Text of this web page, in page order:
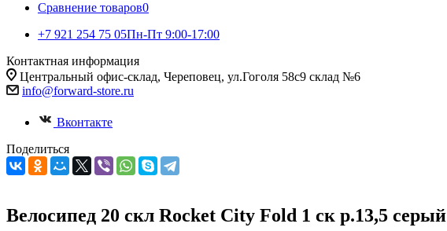
Сравнение товаров0
+7 921 254 75 05Пн-Пт 9:00-17:00
Контактная информация
Центральный офис-склад, Череповец, ул.Гоголя 58с9 склад №6
info@forward-store.ru
Вконтакте
Поделиться
Велосипед 20 скл Rocket City Fold 1 ск р.13,5 серый